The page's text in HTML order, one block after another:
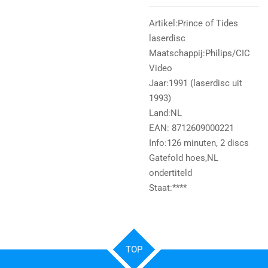
Artikel:Prince of Tides
laserdisc
Maatschappij:Philips/CIC
Video
Jaar:1991 (laserdisc uit
1993)
Land:NL
EAN: 8712609000221
Info:126 minuten, 2 discs
Gatefold hoes,NL
ondertiteld
Staat:****
TOP